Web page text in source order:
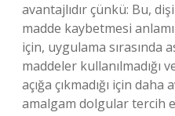
avantajlıdır çünkü: Bu,
madde kaybetmesi
için, uygulama sırasında
maddeler kullanılmadığı
açığa çıkmadığı için
amalgam dolgular tercih